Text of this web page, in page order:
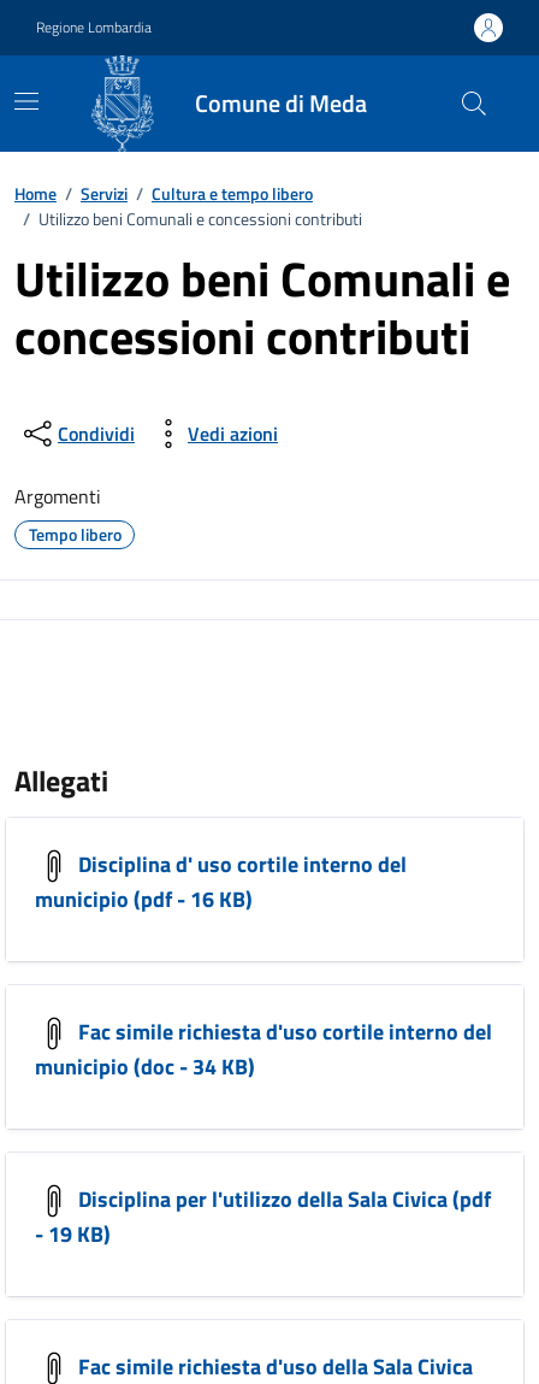
Regione Lombardia
Comune di Meda
Home / Servizi / Cultura e tempo libero
/ Utilizzo beni Comunali e concessioni contributi
Utilizzo beni Comunali e
concessioni contributi
Condividi Vedi azioni
Argomenti
Tempo libero
Allegati
Disciplina d' uso cortile interno del
municipio (pdf - 16 KB)
Fac simile richiesta d'uso cortile interno del
municipio (doc - 34 KB)
Disciplina per l'utilizzo della Sala Civica (pdf
- 19 KB)
Fac simile richiesta d'uso della Sala Civica